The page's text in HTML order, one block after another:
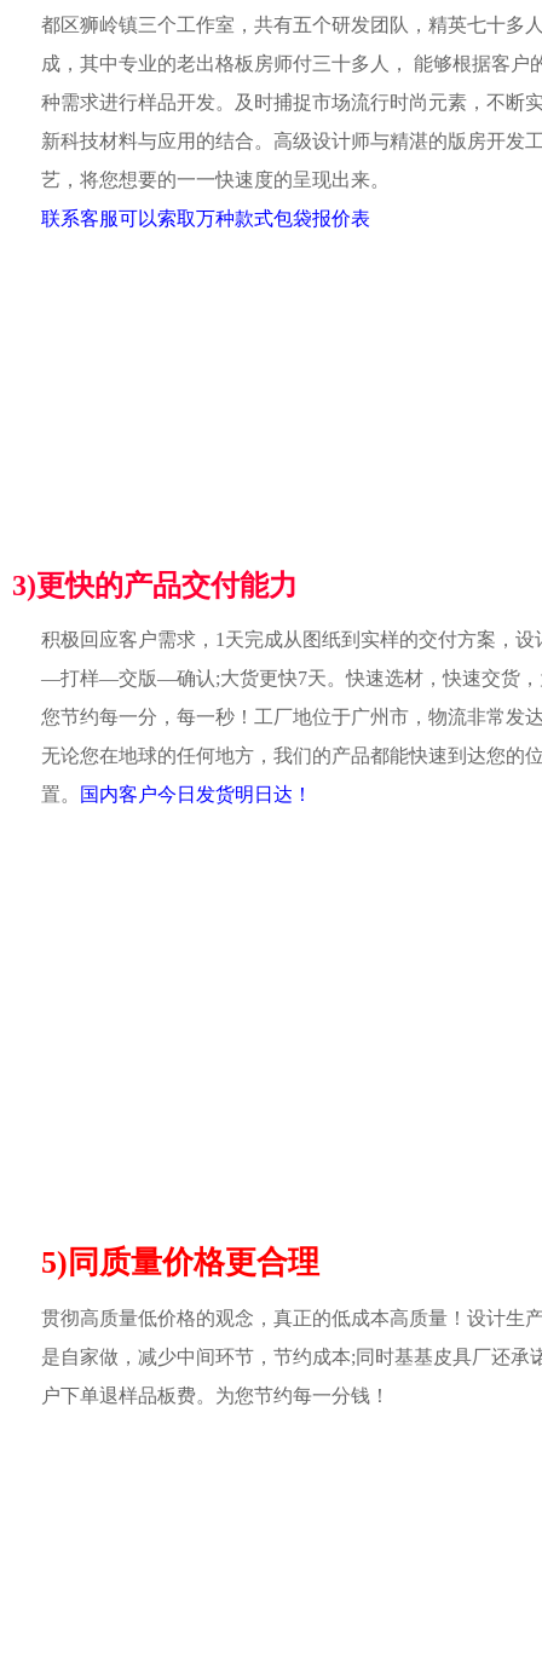
都区狮岭镇三个工作室，共有五个研发团队，精英七十多
成，其中专业的老出格板房师付三十多人， 能够根据客户
种需求进行样品开发。及时捕捉市场流行时尚元素，不断
新科技材料与应用的结合。高级设计师与精湛的版房开发
艺，将您想要的一一快速度的呈现出来。
联系客服可以索取万种款式包袋报价表
3)更快的产品交付能力
积极回应客户需求，1天完成从图纸到实样的交付方案，设
—打样—交版—确认;大货更快7天。快速选材，快速交货
您节约每一分，每一秒！工厂地位于广州市，物流非常发
无论您在地球的任何地方，我们的产品都能快速到达您的
置。
国内客户今日发货明日达！
5)同质量价格更合理
贯彻高质量低价格的观念，真正的低成本高质量！设计生
是自家做，减少中间环节，节约成本;同时基基皮具厂还承
户下单退样品板费。为您节约每一分钱！